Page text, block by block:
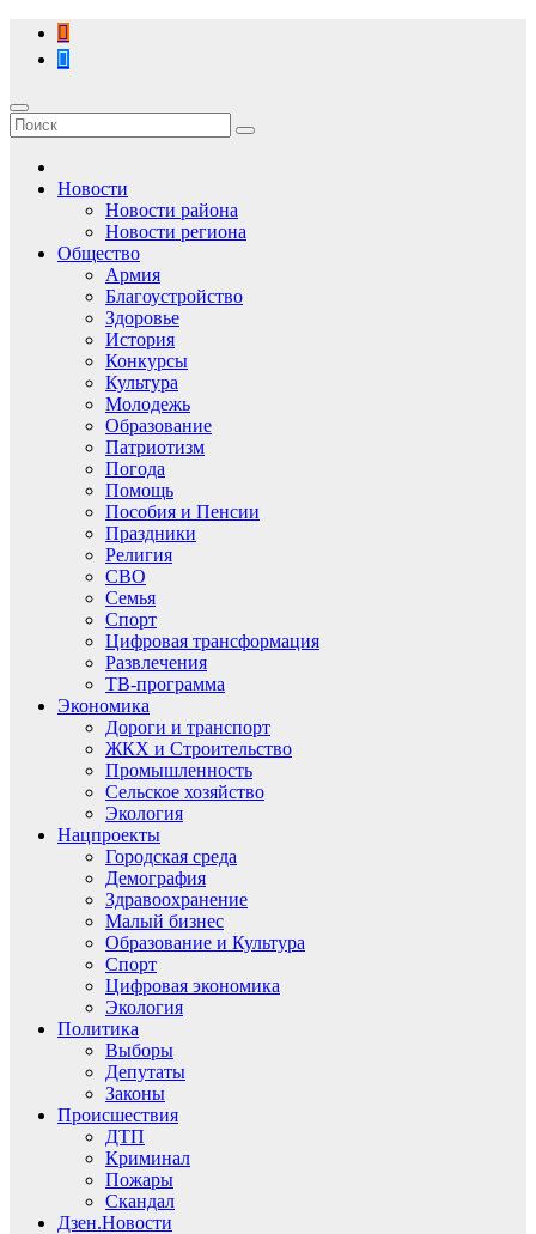
Перейти
содержимому
Новости
Новости района
Новости региона
Общество
Армия
Благоустройство
Здоровье
История
Конкурсы
Культура
Молодежь
Образование
Патриотизм
Погода
Помощь
Пособия и Пенсии
Праздники
Религия
СВО
Семья
Спорт
Цифровая трансформация
Развлечения
ТВ-программа
Экономика
Дороги и транспорт
ЖКХ и Строительство
Промышленность
Сельское хозяйство
Экология
Нацпроекты
Городская среда
Демография
Здравоохранение
Малый бизнес
Образование и Культура
Спорт
Цифровая экономика
Экология
Политика
Выборы
Депутаты
Законы
Происшествия
ДТП
Криминал
Пожары
Скандал
Дзен.Новости